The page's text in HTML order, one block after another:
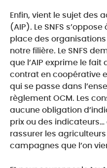
Enfin, vient le sujet des
(AIP). Le SNFS
place des
notre filière. Le SNFS
que l’AIP exprime le fait
contrat en coopérative
qui se passe dans
règlement OCM. Les
aucune obligation
prix ou des
rassurer les
campagnes que l’on